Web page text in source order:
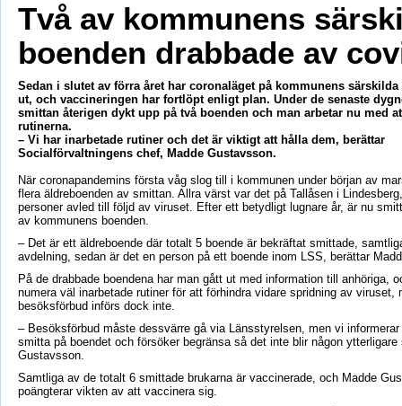
Två av kommunens
boenden drabbade av
Sedan i slutet av förra året har coronaläget på kommunens särskilda
ut, och vaccineringen har fortlöpt enligt plan. Under de senaste
smittan återigen dykt upp på två boenden och man arbetar nu med
rutinerna.
– Vi har inarbetade rutiner och det är viktigt att hålla dem, berättar
Socialförvaltningens chef, Madde Gustavsson.
När coronapandemins första våg slog till i kommunen under början av
flera äldreboenden av smittan. Allra värst var det på Tallåsen i
personer avled till följd av viruset. Efter ett betydligt lugnare år, är nu
av kommunens boenden.
– Det är ett äldreboende där totalt 5 boende är bekräftat smittade,
avdelning, sedan är det en person på ett boende inom LSS, berättar
På de drabbade boendena har man gått ut med information till anhöriga,
numera väl inarbetade rutiner för att förhindra vidare spridning av viruset,
besöksförbud införs dock inte.
– Besöksförbud måste dessvärre gå via Länsstyrelsen, men vi
smitta på boendet och försöker begränsa så det inte blir någon ytterligare
Gustavsson.
Samtliga av de totalt 6 smittade brukarna är vaccinerade, och Madde
poängterar vikten av att vaccinera sig.